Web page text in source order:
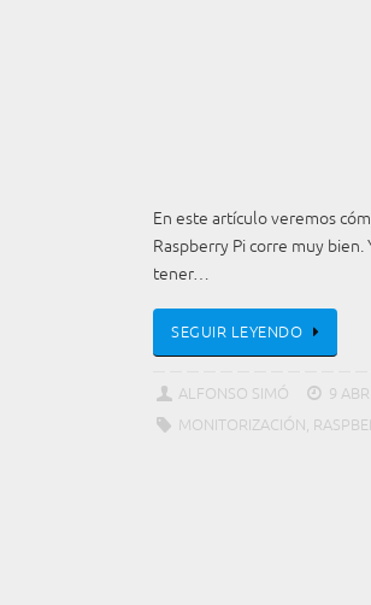
En este artículo veremos
Raspberry Pi corre muy
tener…
SEGUIR LEYENDO
ALFONSO SIMÓ 9
MONITORIZACIÓN,